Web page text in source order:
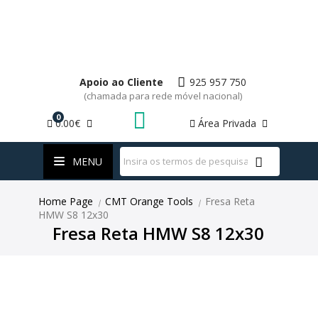
WhatsApp
Apoio ao Cliente 925 957 750
(chamada para rede móvel nacional)
Área Privada
0
0.00€
MENU
Home Page | CMT Orange Tools | Fresa Reta
HMW S8 12x30
Fresa Reta HMW S8 12x30